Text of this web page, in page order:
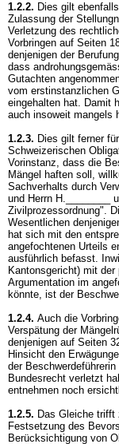
1.2.2. Dies gilt
Zulassung der
Verletzung des
Vorbringen auf Seiten
denjenigen der
dass
Gutachten
vom erstinstanzlichen
eingehalten hat. Damit
auch insoweit mangels
1.2.3. Dies gilt ferner
Schweizerischen
Vorinstanz, dass die
Mängel haften soll,
Sachverhalts durch
und Herrn H.________
Zivilprozessordnung".
Wesentlichen
hat sich mit den
angefochtenen Urteils
ausführlich befasst.
Kantonsgericht) mit
Argumentation im
könnte, ist der
1.2.4. Auch die
Verspätung der
denjenigen auf Seiten
Hinsicht den
der
Bundesrecht verletzt
entnehmen noch
1.2.5. Das Gleiche trifft
Festsetzung des
Berücksichtigung von